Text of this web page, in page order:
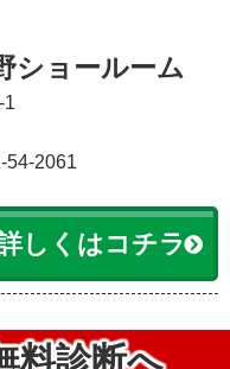
ショールーム
1
54-2061
しくはコチラ
料診断へ